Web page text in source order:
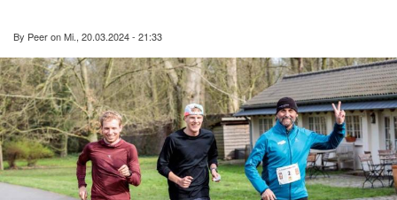
By PeeronMi., 20.03.2024 - 21:33